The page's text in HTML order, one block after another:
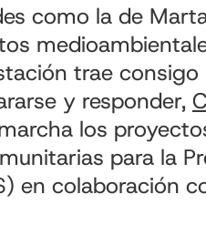
como la de
trae
y responder,
los
para la
en colaboración